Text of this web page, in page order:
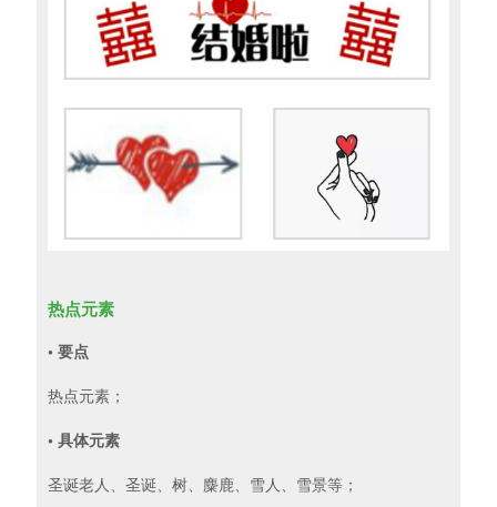
热点元素
• 要点
热点元素；
• 具体元素
圣诞老人、圣诞、树、麋鹿、雪人、雪景等；